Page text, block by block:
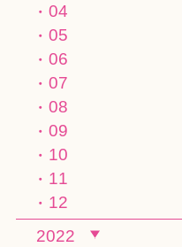
04
05
06
07
08
09
10
11
12
2022